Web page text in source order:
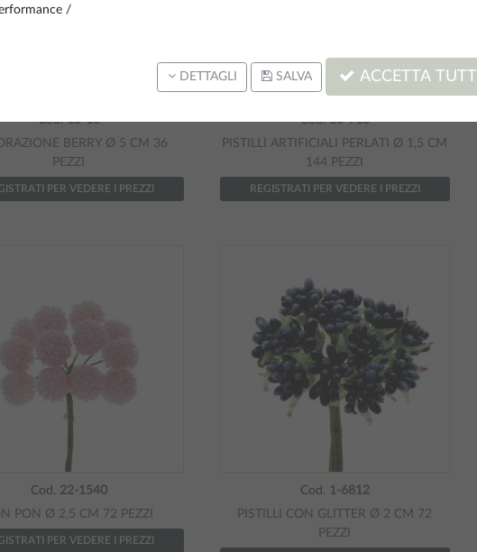
Cod.15-13
BERRY Ø 5 CM 36
PEZZI
PER VEDERE I PREZZI
Cod.15-918
PISTILLI ARTIFICIALI PERLATI Ø 1,5 CM
144 PEZZI
REGISTRATI PER VEDERE I PREZZI
Cod. 22-1540
PON Ø 2,5 CM 72 PEZZI
PER VEDERE I PREZZI
Cod. 1-6812
PISTILLI CON GLITTER Ø 2 CM 72
PEZZI
/
DETTAGLI SALVA ACCETTA TUTTI